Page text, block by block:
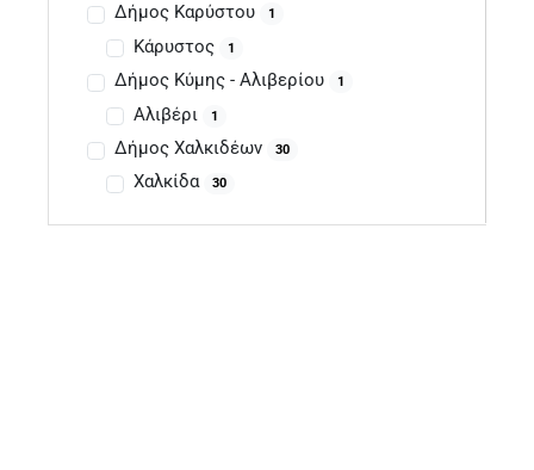
Δήμος Καρύστου 1
Κάρυστος 1
Δήμος Κύμης - Αλιβερίου 1
Αλιβέρι 1
Δήμος Χαλκιδέων 30
Χαλκίδα 30